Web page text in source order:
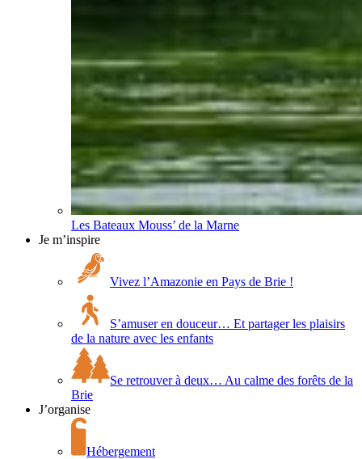
Les Bateaux Mouss’ de la Marne
Je m’inspire
Vivez l’Amazonie en Pays de Brie !
S’amuser en douceur… Et partager les plaisirs
de la nature avec les enfants
Se retrouver à deux… Au calme des forêts de la
Brie
J’organise
Hébergement